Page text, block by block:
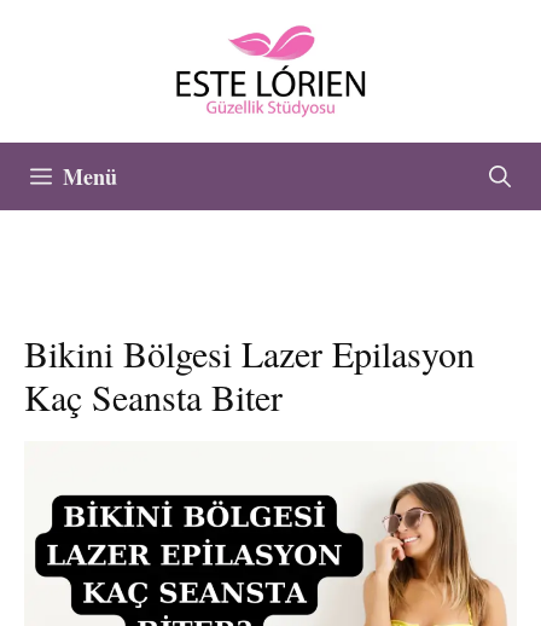
Menü
Bikini Bölgesi Lazer Epilasyon
Kaç Seansta Biter